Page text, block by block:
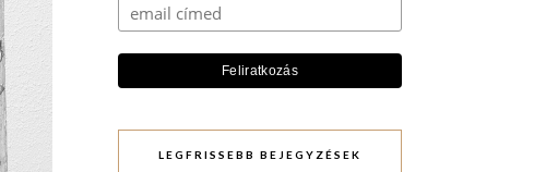
LEGFRISSEBB BEJEGYZÉSEK